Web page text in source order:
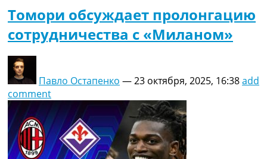
Томори обсуждает пролонгацию
сотрудничества с «Миланом»
Павло Остапенко —23 октября, 2025, 16:38add
comment